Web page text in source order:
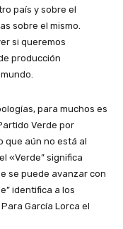
país y sobre el
sobre el mismo.
si queremos
producción
para muchos es
Verde por
que aún no está al
«Verde” significa
se puede avanzar con
identifica a los
García Lorca el